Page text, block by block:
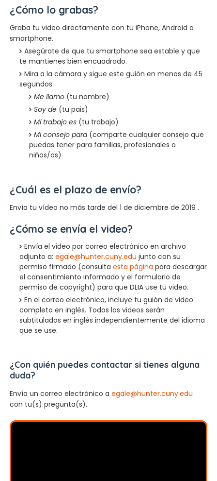
¿Cómo lo grabas?
Graba tu video directamente con tu iPhone, Android o
smartphone.
Asegúrate de que tu smartphone sea estable y que
te mantienes bien encuadrado.
Mira a la cámara y sigue este guión en menos de 45
segundos:
Me llamo (tu nombre)
Soy de (tu pais)
Mi trabajo es (tu trabajo)
Mi consejo para (comparte cualquier consejo que
puedas tener para familias, profesionales o
niños/as)
¿Cuál es el plazo de envío?
Envía tu vídeo no más tarde del 1 de diciembre de 2019 .
¿Cómo se envía el video?
Envía el video por correo electrónico en archivo
adjunto a: egale@hunter.cuny.edu junto con su
permiso firmado (consulta esta página para descargar
el consentimiento informado y el formulario de
permiso de copyright) para que DLIA use tu video.
En el correo electrónico, incluye tu guión de video
completo en inglés. Todos los videos serán
subtitulados en inglés independientemente del idioma
que se use.
¿Con quién puedes contactar si tienes alguna
duda?
Envía un correo electrónico a egale@hunter.cuny.edu
con tu(s) pregunta(s).